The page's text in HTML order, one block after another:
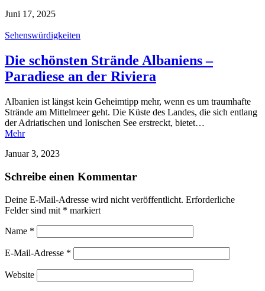
Juni 17, 2025
Sehenswürdigkeiten
Die schönsten Strände Albaniens –
Paradiese an der Riviera
Albanien ist längst kein Geheimtipp mehr, wenn es um traumhafte
Strände am Mittelmeer geht. Die Küste des Landes, die sich entlang
der Adriatischen und Ionischen See erstreckt, bietet…
Mehr
Januar 3, 2023
Schreibe einen Kommentar
Deine E-Mail-Adresse wird nicht veröffentlicht. Erforderliche
Felder sind mit * markiert
Name *
E-Mail-Adresse *
Website